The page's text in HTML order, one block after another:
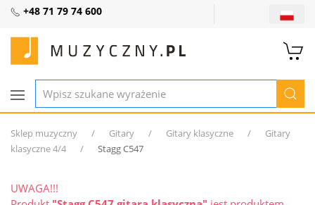
+48 71 79 74 600
Sklep muzyczny Gitary Gitary klasyczne
Gitary
klasyczne 4/4
Stagg C547
UWAGA!!!